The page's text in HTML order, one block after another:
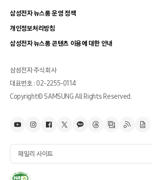
삼성전자 뉴스룸 운영 정책
개인정보처리방침
삼성전자 뉴스룸 콘텐츠 이용에 대한 안내
삼성전자 주식회사
대표번호 : 02-2255-0114
Copyright© SAMSUNG All Rights Reserved.
패밀리 사이트